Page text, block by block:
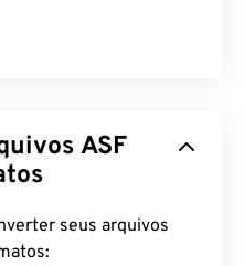
ASF
seus arquivos